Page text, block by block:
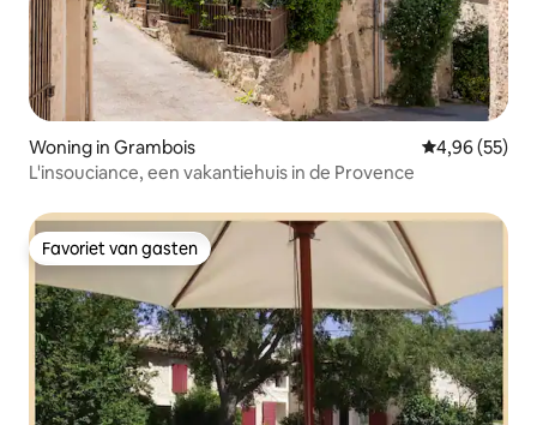
Woning in Grambois Gemiddelde
4,96 (55)
L'insouciance, een vakantiehuis in de Provence
Favoriet van gasten
Favoriet van gasten